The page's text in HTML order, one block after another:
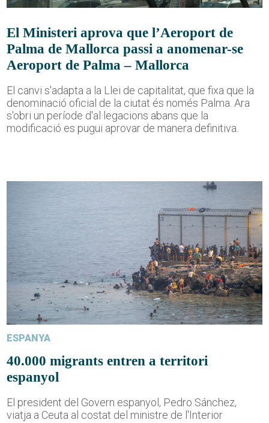
El Ministeri aprova que l’Aeroport de
Palma de Mallorca passi a anomenar-se
Aeroport de Palma – Mallorca
El canvi s'adapta a la Llei de capitalitat, que fixa que la
denominació oficial de la ciutat és només Palma. Ara
s'obri un període d'al·legacions abans que la
modificació es pugui aprovar de manera definitiva.
ESPANYA
40.000 migrants entren a territori
espanyol
El president del Govern espanyol, Pedro Sánchez,
viatja a Ceuta al costat del ministre de l'Interior